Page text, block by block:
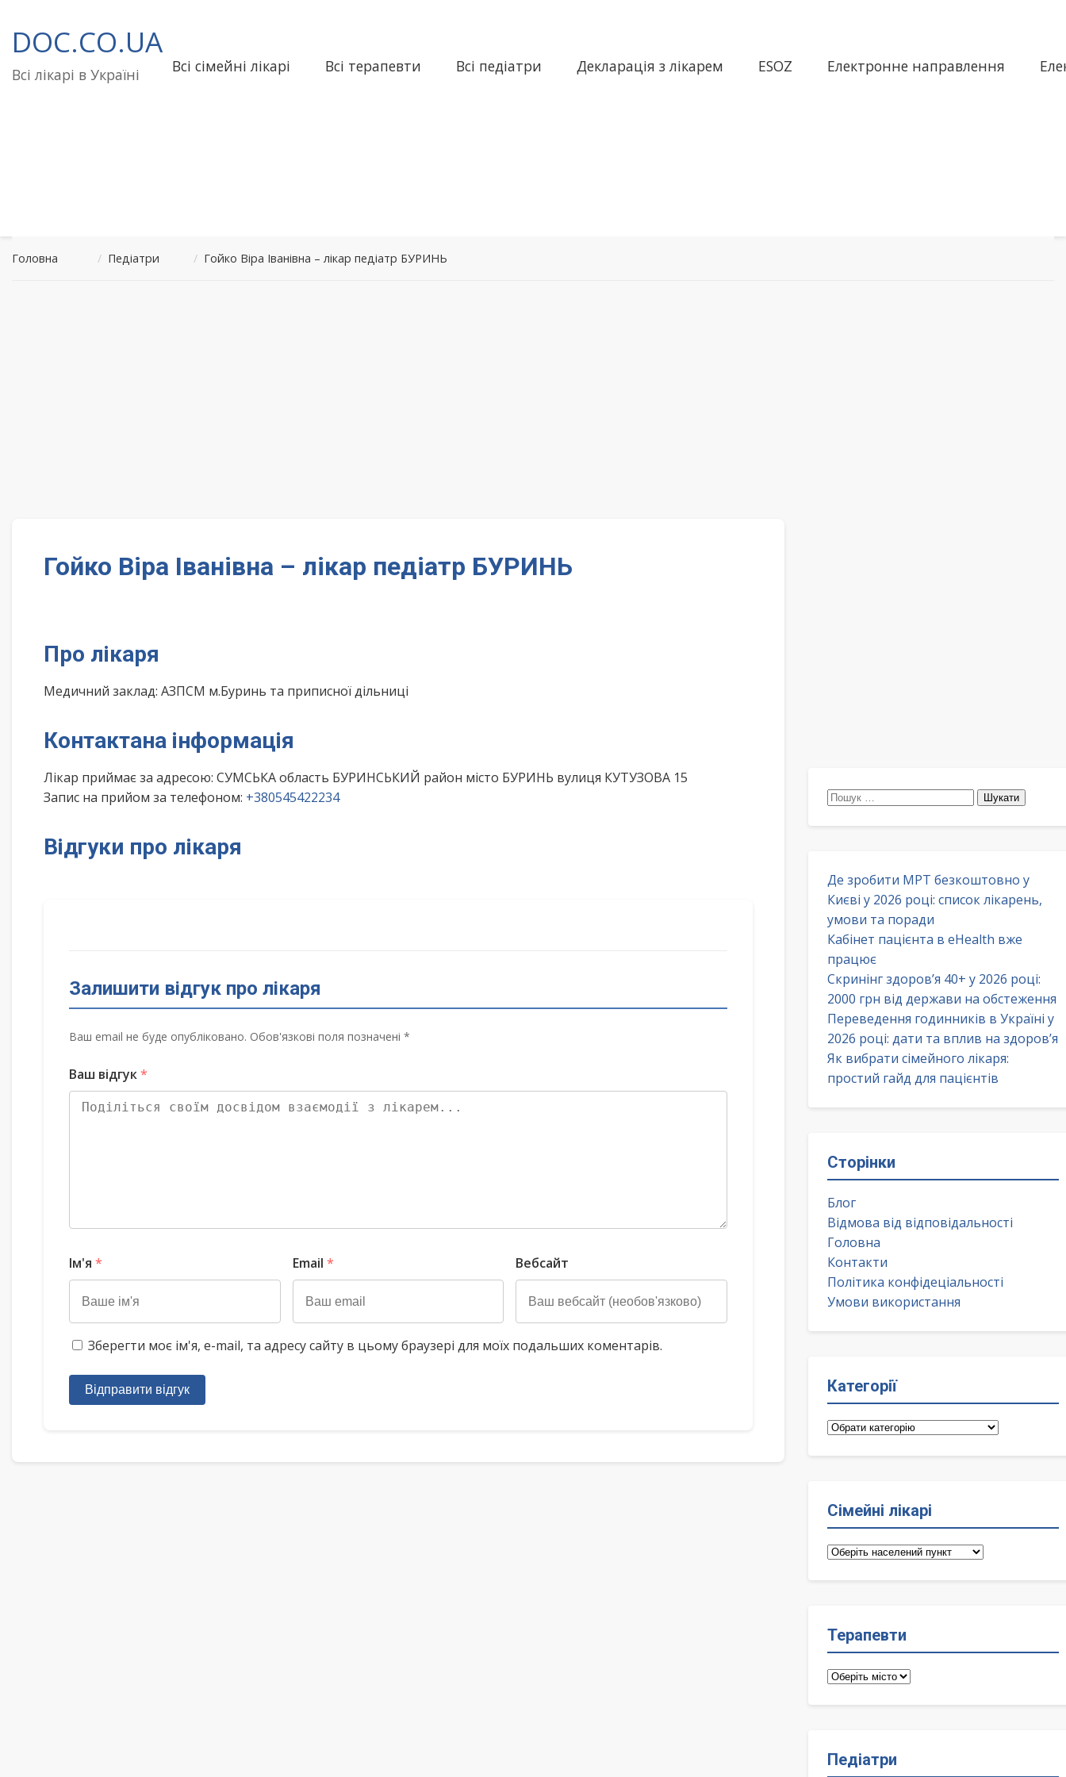
до
вмісту
DOC.CO.UA
Всі лікарі в Україні Всі сімейні лікарі Всі терапевти Всі педіатри Декларація з лікарем ESOZ Електронне направлення
Головна / Педіатри / Гойко Віра Іванівна – лікар педіатр БУРИНЬ
Гойко Віра Іванівна – лікар педіатр БУРИНЬ
Про лікаря
Медичний заклад: АЗПСМ м.Буринь та приписної дільниці
Контактана інформація
Лікар приймає за адресою: СУМСЬКА область БУРИНСЬКИЙ район місто БУРИНЬ вулиця КУТУЗОВА 15
Запис на прийом за телефоном: +380545422234
Відгуки про лікаря
Залишити відгук про лікаря
Ваш email не буде опубліковано. Обов'язкові поля позначені *
Ваш відгук*
Ім'я * Email * Вебсайт
Зберегти моє ім'я, e-mail, та адресу сайту в цьому браузері для моїх подальших коментарів.
Відправити відгук
Пошук:
Де зробити МРТ безкоштовно у
Києві у 2026 році: список лікарень,
умови та поради
Кабінет пацієнта в eHealth вже
працює
Скринінг здоров’я 40+ у 2026 році:
2000 грн від держави на обстеження
Переведення годинників в Україні у
2026 році: дати та вплив на здоров’я
Як вибрати сімейного лікаря:
простий гайд для пацієнтів
Сторінки
Блог
Відмова від відповідальності
Головна
Контакти
Політика конфідеціальності
Умови використання
Категорії
Категорії
Сімейні лікарі
Сімейні
Терапевти
Терапевти
Педіатри